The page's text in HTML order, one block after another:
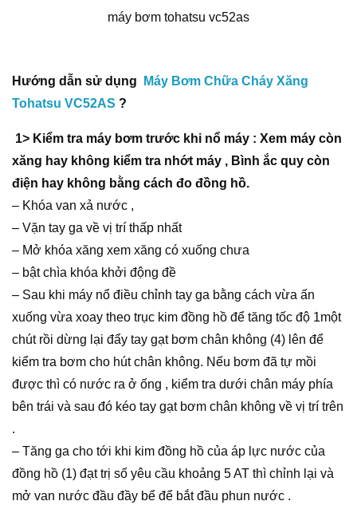
máy bơm tohatsu vc52as
Hướng dẫn sử dụng
Máy Bơm Chữa Cháy Xăng
Tohatsu VC52AS ?
1> Kiểm tra máy bơm trước khi nổ máy : Xem máy còn
xăng hay không kiểm tra nhớt máy , Bình ắc quy còn
điện hay không bằng cách đo đồng hồ.
– Khóa van xả nước ,
– Vặn tay ga về vị trí thấp nhất
– Mở khóa xăng xem xăng có xuống chưa
– bật chìa khóa khởi động đề
– Sau khi máy nổ điều chỉnh tay ga bằng cách vừa ấn
xuống vừa xoay theo trục kim đồng hồ để tăng tốc độ 1một
chút rồi dừng lại đẩy tay gạt bơm chân không (4) lên để
kiểm tra bơm cho hút chân không. Nếu bơm đã tự mồi
được thì có nước ra ở ống , kiểm tra dưới chân máy phía
bên trái và sau đó kéo tay gạt bơm chân không về vị trí trên
.
– Tăng ga cho tới khi kim đồng hồ của áp lực nước của
đồng hồ (1) đạt trị số yêu cầu khoảng 5 AT thì chỉnh lại và
mở van nước đầu đầy bể để bắt đầu phun nước .